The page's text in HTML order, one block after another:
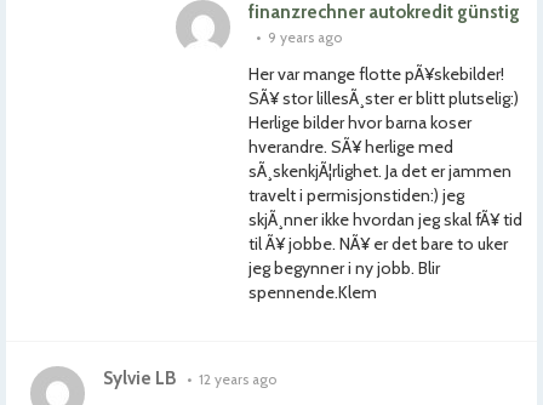
finanzrechner autokredit günstig
• 9 years ago
Her var mange flotte pÃ¥skebilder!
SÃ¥ stor lillesÃ¸ster er blitt plutselig:)
Herlige bilder hvor barna koser
hverandre. SÃ¥ herlige med
sÃ¸skenkjÃ¦rlighet. Ja det er jammen
travelt i permisjonstiden:) jeg
skjÃ¸nner ikke hvordan jeg skal fÃ¥ tid
til Ã¥ jobbe. NÃ¥ er det bare to uker
jeg begynner i ny jobb. Blir
spennende.Klem
Sylvie LB • 12 years ago